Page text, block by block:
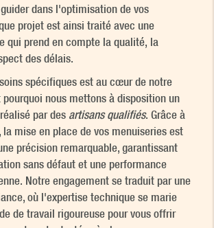
dans l'optimisation de vos
projet est ainsi traité avec une
qui prend en compte la qualité, la
des délais.
spécifiques est au cœur de notre
nous mettons à disposition un
par des artisans qualifiés. Grâce à
mise en place de vos menuiseries est
précision remarquable, garantissant
sans défaut et une performance
Notre engagement se traduit par une
où l'expertise technique se marie
de travail rigoureuse pour vous offrir